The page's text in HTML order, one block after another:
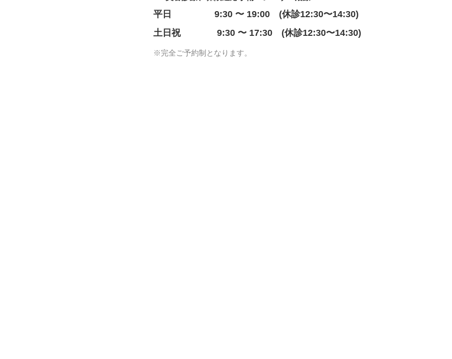
平日
9:30 〜 19:00 (休診12:30〜14:30)
土日祝
9:30 〜 17:30 (休診12:30〜14:30)
※完全ご予約制となります。